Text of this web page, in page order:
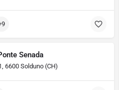
Senada
6600 Solduno (CH)